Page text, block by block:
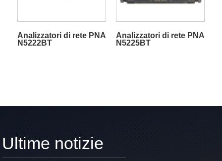
Analizzatori di rete PNA
N5222BT
Analizzatori di rete PNA
N5225BT
Ultime notizie